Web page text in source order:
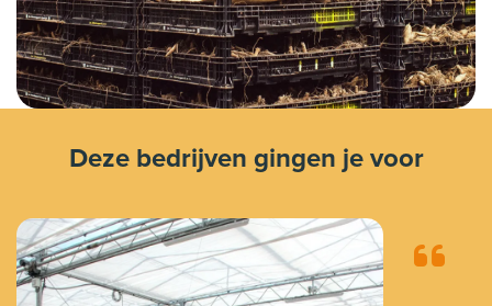
Deze bedrijven gingen je voor